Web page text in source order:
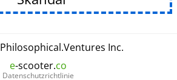
Philosophical.Ventures Inc.
e-scooter.co
Datenschutzrichtlinie